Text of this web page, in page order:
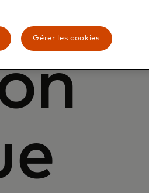
Gérer les cookies